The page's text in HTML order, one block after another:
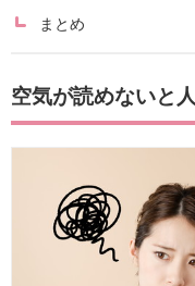
まとめ
空気が読めないと